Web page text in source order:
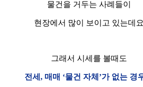
물건을 거두는 사례들이
현장에서 많이 보이고 있는데요
그래서 시세를 볼때도
전세, 매매 ‘물건 자체’가 없는 경